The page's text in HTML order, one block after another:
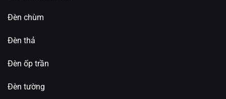
Đèn chùm
Đèn thả
Đèn ốp trần
Đèn tường